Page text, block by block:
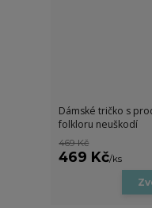
Dámské tričko s
folkloru neuškodí
469 Kč
469 Kč/ks